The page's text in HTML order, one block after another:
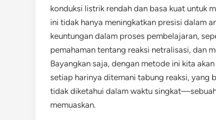
konduksi listrik rendah dan basa kuat untuk
ini tidak hanya meningkatkan presisi dalam
keuntungan dalam proses pembelajaran,
pemahaman tentang reaksi netralisasi, dan
Bayangkan saja, dengan metode ini kita
setiap harinya ditemani tabung reaksi, yang
tidak diketahui dalam waktu
memuaskan.